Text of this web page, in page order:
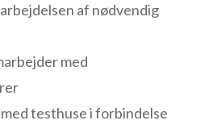
af nødvendig
med
testhuse i forbindelse